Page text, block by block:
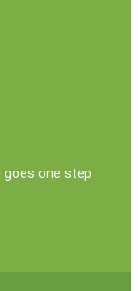
goes one step